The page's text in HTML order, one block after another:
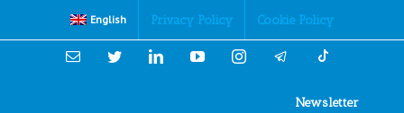
English Privacy Policy Cookie Policy
Email TwitterLinkedinYouTubeInstagram
Newsletter
Cookies Policy